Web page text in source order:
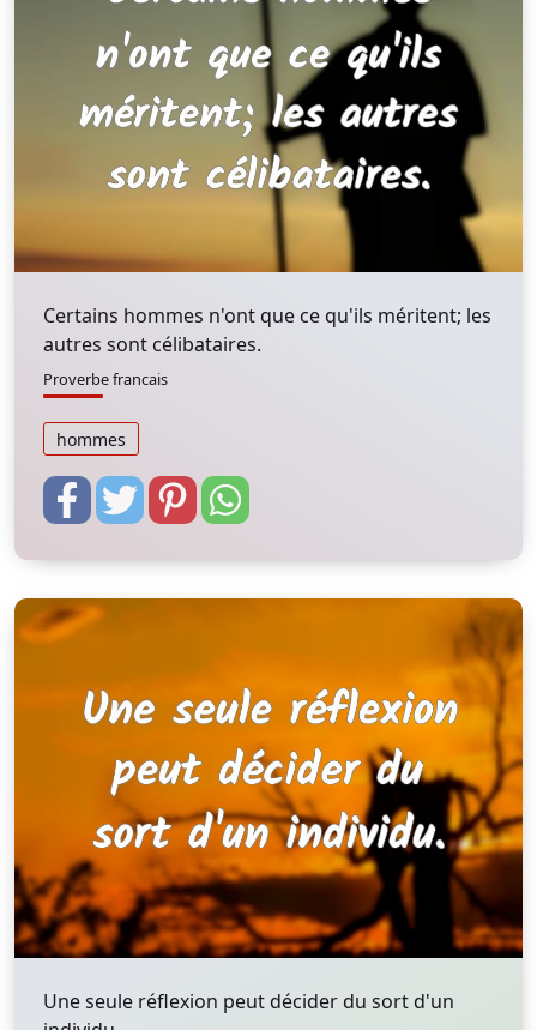
Certains hommes n'ont que ce qu'ils méritent; les
autres sont célibataires.
Proverbe francais
hommes
Une seule réflexion peut décider du sort d'un